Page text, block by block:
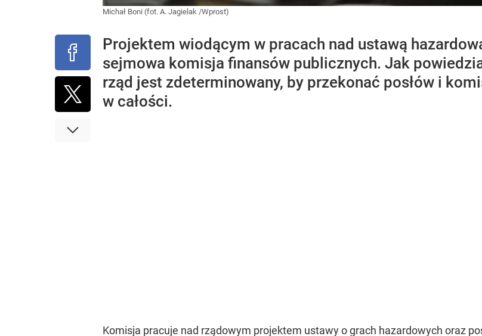
Michał Boni (fot. A. Jagielak /Wprost)
Projektem wiodącym w pracach nad ustawą
sejmowa komisja finansów publicznych. Jak
rząd jest zdeterminowany, by przekonać posłów i
w całości.
Komisja pracuje nad rządowym projektem ustawy o grach hazardowych oraz